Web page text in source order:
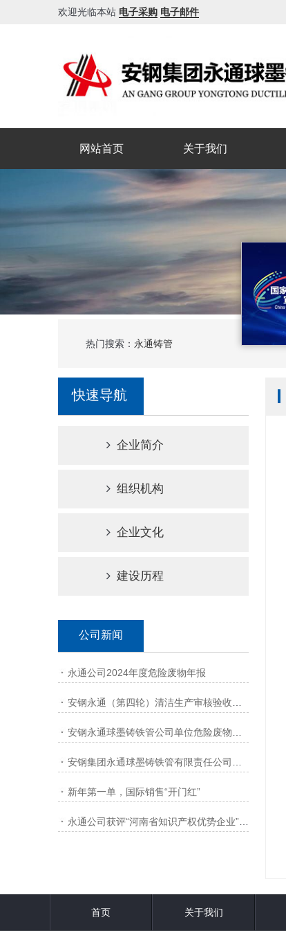
欢迎光临本站 电子采购 电子邮件
网站首页 关于我们
热门搜索： 永通铸管
快速导航
企业简介
组织机构
企业文化
建设历程
公司新闻
永通公司2024年度危险废物年报
新年第一单，国际销售“开门红”
首页 关于我们